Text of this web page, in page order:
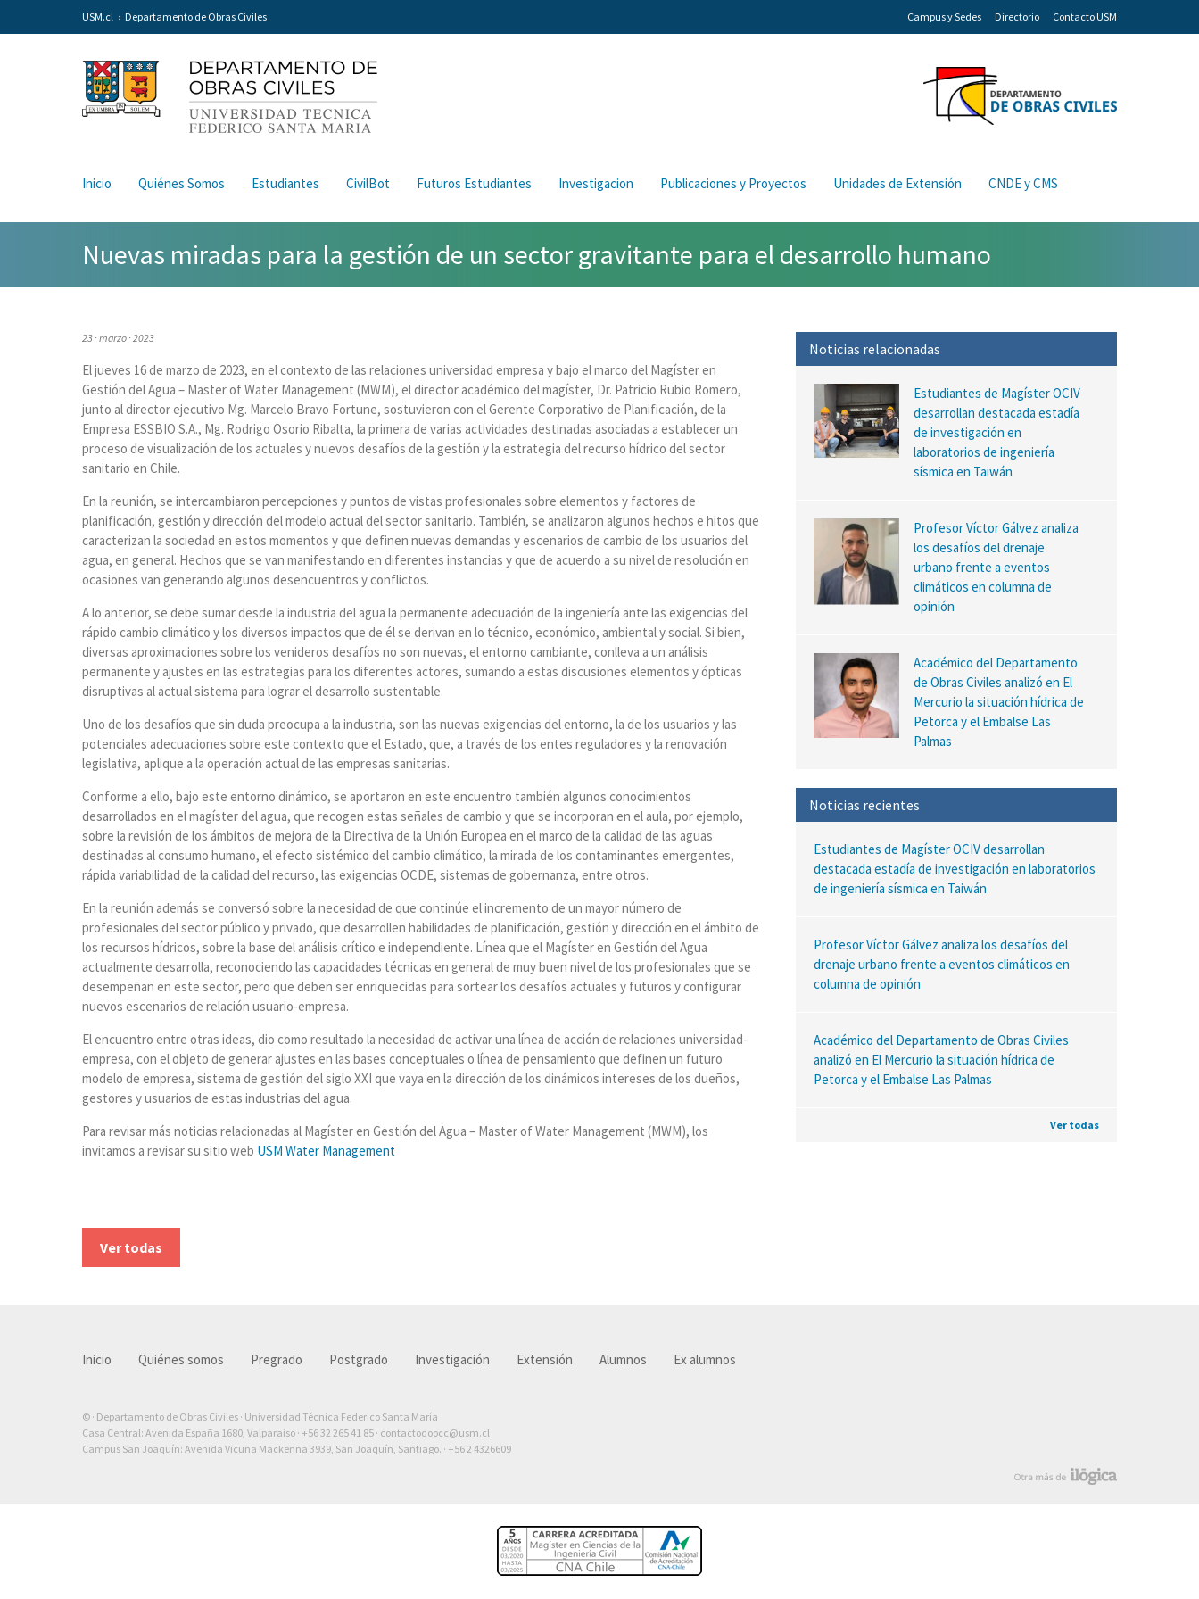
USM.cl Departamento de Obras Civiles Campus y Sedes Directorio Contacto USM
Inicio Quiénes Somos Estudiantes CivilBot Futuros Estudiantes Investigacion Publicaciones y Proyectos Unidades de Extensión CNDE y CMS
Nuevas miradas para la gestión de un sector gravitante para el desarrollo humano
23 · marzo · 2023
El jueves 16 de marzo de 2023, en el contexto de las relaciones universidad empresa y bajo el marco del Magíster en
Gestión del Agua – Master of Water Management (MWM), el director académico del magíster, Dr. Patricio Rubio Romero,
junto al director ejecutivo Mg. Marcelo Bravo Fortune, sostuvieron con el Gerente Corporativo de Planificación, de la
Empresa ESSBIO S.A., Mg. Rodrigo Osorio Ribalta, la primera de varias actividades destinadas asociadas a establecer un
proceso de visualización de los actuales y nuevos desafíos de la gestión y la estrategia del recurso hídrico del sector
sanitario en Chile.
En la reunión, se intercambiaron percepciones y puntos de vistas profesionales sobre elementos y factores de
planificación, gestión y dirección del modelo actual del sector sanitario. También, se analizaron algunos hechos e hitos que
caracterizan la sociedad en estos momentos y que definen nuevas demandas y escenarios de cambio de los usuarios del
agua, en general. Hechos que se van manifestando en diferentes instancias y que de acuerdo a su nivel de resolución en
ocasiones van generando algunos desencuentros y conflictos.
A lo anterior, se debe sumar desde la industria del agua la permanente adecuación de la ingeniería ante las exigencias del
rápido cambio climático y los diversos impactos que de él se derivan en lo técnico, económico, ambiental y social. Si bien,
diversas aproximaciones sobre los venideros desafíos no son nuevas, el entorno cambiante, conlleva a un análisis
permanente y ajustes en las estrategias para los diferentes actores, sumando a estas discusiones elementos y ópticas
disruptivas al actual sistema para lograr el desarrollo sustentable.
Uno de los desafíos que sin duda preocupa a la industria, son las nuevas exigencias del entorno, la de los usuarios y las
potenciales adecuaciones sobre este contexto que el Estado, que, a través de los entes reguladores y la renovación
legislativa, aplique a la operación actual de las empresas sanitarias.
Conforme a ello, bajo este entorno dinámico, se aportaron en este encuentro también algunos conocimientos
desarrollados en el magíster del agua, que recogen estas señales de cambio y que se incorporan en el aula, por ejemplo,
sobre la revisión de los ámbitos de mejora de la Directiva de la Unión Europea en el marco de la calidad de las aguas
destinadas al consumo humano, el efecto sistémico del cambio climático, la mirada de los contaminantes emergentes,
rápida variabilidad de la calidad del recurso, las exigencias OCDE, sistemas de gobernanza, entre otros.
En la reunión además se conversó sobre la necesidad de que continúe el incremento de un mayor número de
profesionales del sector público y privado, que desarrollen habilidades de planificación, gestión y dirección en el ámbito de
los recursos hídricos, sobre la base del análisis crítico e independiente. Línea que el Magíster en Gestión del Agua
actualmente desarrolla, reconociendo las capacidades técnicas en general de muy buen nivel de los profesionales que se
desempeñan en este sector, pero que deben ser enriquecidas para sortear los desafíos actuales y futuros y configurar
nuevos escenarios de relación usuario-empresa.
El encuentro entre otras ideas, dio como resultado la necesidad de activar una línea de acción de relaciones universidad-
empresa, con el objeto de generar ajustes en las bases conceptuales o línea de pensamiento que definen un futuro
modelo de empresa, sistema de gestión del siglo XXI que vaya en la dirección de los dinámicos intereses de los dueños,
gestores y usuarios de estas industrias del agua.
Para revisar más noticias relacionadas al Magíster en Gestión del Agua – Master of Water Management (MWM), los
invitamos a revisar su sitio web USM Water Management
Noticias relacionadas
Estudiantes de Magíster OCIV
desarrollan destacada estadía
de investigación en
laboratorios de ingeniería
sísmica en Taiwán
Profesor Víctor Gálvez analiza
los desafíos del drenaje
urbano frente a eventos
climáticos en columna de
opinión
Académico del Departamento
de Obras Civiles analizó en El
Mercurio la situación hídrica de
Petorca y el Embalse Las
Palmas
Noticias recientes
Estudiantes de Magíster OCIV desarrollan
destacada estadía de investigación en laboratorios
de ingeniería sísmica en Taiwán
Profesor Víctor Gálvez analiza los desafíos del
drenaje urbano frente a eventos climáticos en
columna de opinión
Académico del Departamento de Obras Civiles
analizó en El Mercurio la situación hídrica de
Petorca y el Embalse Las Palmas
Ver todas
Ver todas
Inicio Quiénes somos Pregrado Postgrado Investigación Extensión Alumnos Ex alumnos
© · Departamento de Obras Civiles · Universidad Técnica Federico Santa María
Casa Central: Avenida España 1680, Valparaíso · +56 32 265 41 85 · contactodoocc@usm.cl
Campus San Joaquín: Avenida Vicuña Mackenna 3939, San Joaquín, Santiago. · +56 2 4326609